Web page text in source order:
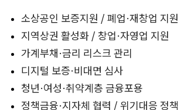
소상공인 보증지원 / 폐업·재창업 지원
지역상권 활성화 / 창업·자영업 지원
가계부채·금리 리스크 관리
디지털 보증·비대면 심사
청년·여성·취약계층 금융포용
정책금융·지자체 협력 / 위기대응 정책